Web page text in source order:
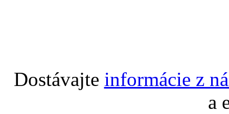
Dostávajte informácie z
a